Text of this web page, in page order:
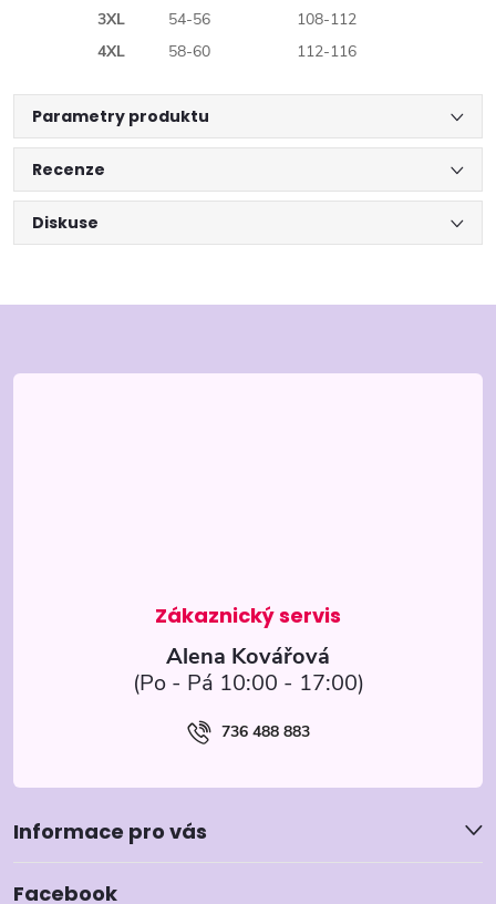
3XL
54-56
108-112
4XL
58-60 112-116
Parametry produktu
Recenze
Diskuse
á
Alena Kovářová
736 488 883
Informace pro vás
Facebook